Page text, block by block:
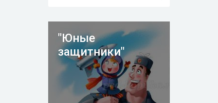
викторину.
"Юные
защитники"